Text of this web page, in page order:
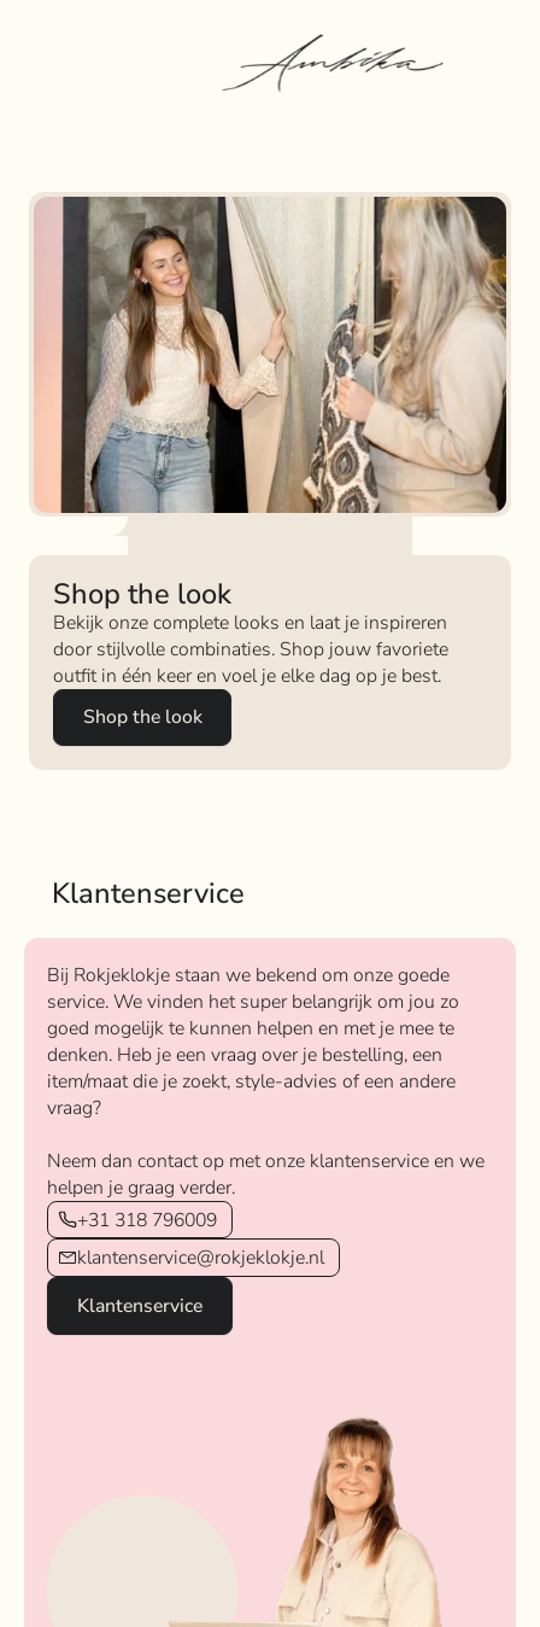
Shop the look
Bekijk onze complete looks en laat je inspireren
door stijlvolle combinaties. Shop jouw favoriete
outfit in één keer en voel je elke dag op je best.
Shop the look
Klantenservice
Bij Rokjeklokje staan we bekend om onze goede
service. We vinden het super belangrijk om jou zo
goed mogelijk te kunnen helpen en met je mee te
denken. Heb je een vraag over je bestelling, een
item/maat die je zoekt, style-advies of een andere
vraag?
Neem dan contact op met onze klantenservice en we
helpen je graag verder.
+31 318 796009
klantenservice@rokjeklokje.nl
Klantenservice